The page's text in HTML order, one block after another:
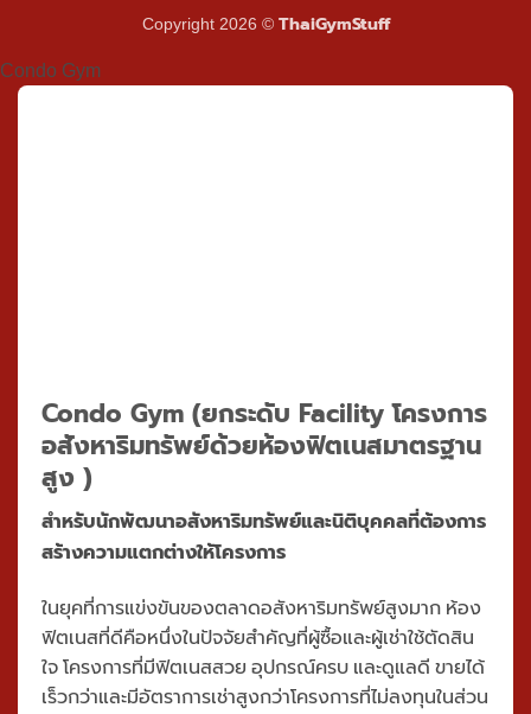
Copyright 2026 © ThaiGymStuff
Condo Gym
Condo Gym (ยกระดับ Facility โครงการ
อสังหาริมทรัพย์ด้วยห้องฟิตเนสมาตรฐาน
สูง )
สำหรับนักพัฒนาอสังหาริมทรัพย์และนิติบุคคลที่ต้องการ
สร้างความแตกต่างให้โครงการ
ในยุคที่การแข่งขันของตลาดอสังหาริมทรัพย์สูงมาก ห้อง
ฟิตเนสที่ดีคือหนึ่งในปัจจัยสำคัญที่ผู้ซื้อและผู้เช่าใช้ตัดสิน
ใจ โครงการที่มีฟิตเนสสวย อุปกรณ์ครบ และดูแลดี ขายได้
เร็วกว่าและมีอัตราการเช่าสูงกว่าโครงการที่ไม่ลงทุนในส่วน